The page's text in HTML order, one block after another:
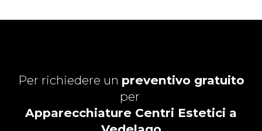
Per richiedere un preventivo gratuito
per
Apparecchiature Centri Estetici a